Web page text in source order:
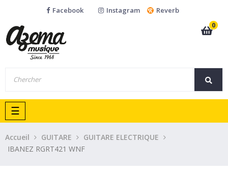
Facebook Instagram
Reverb
0
Basculer
la
navigation
☰
Accueil GUITARE
GUITARE ELECTRIQUE
IBANEZ RGRT421 WNF